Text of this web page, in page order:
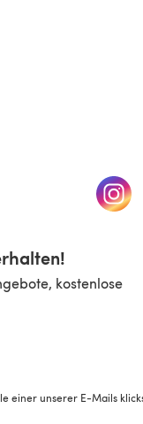
neuen Tab)
kostenlose
einer unserer E-Mails